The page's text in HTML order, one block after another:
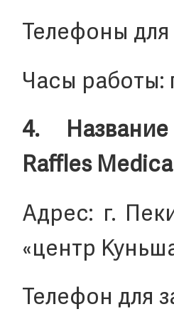
Телефоны для
Часы работы:
4.
Raffles
Адрес: г.
«центр
Телефон для